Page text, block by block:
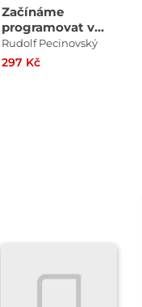
Začínáme
programovat v
jazyku Python
Rudolf Pecinovský
297 Kč